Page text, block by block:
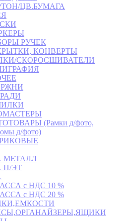
ЦВ.БУМАГА
РУЧЕК
КОНВЕРТЫ
СКОРОСШИВАТЕЛИ
(Рамки д/фото,
д/фото)
МЕТАЛЛ
П/ЭТ
с НДС 10 %
с НДС 20 %